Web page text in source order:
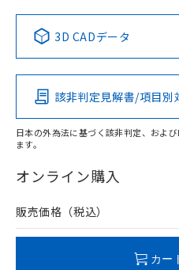
Pb Hg
O
在庫等で未対応品が混在する
問い合わせください。
3D CADデータ
該非判定見解書/項目別
日本の外為法に基づく該非判定、およ
ます。
オンライン購入
販売価格（税込）
カー